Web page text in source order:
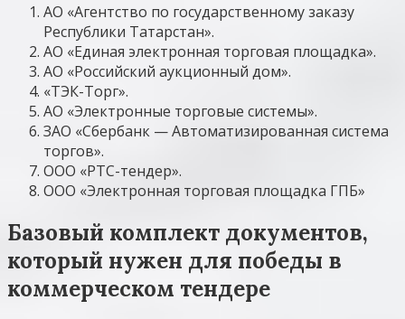
АО «Агентство по государственному заказу
Республики Татарстан».
АО «Единая электронная торговая площадка».
АО «Российский аукционный дом».
«ТЭК-Торг».
АО «Электронные торговые системы».
ЗАО «Сбербанк — Автоматизированная система
торгов».
ООО «РТС-тендер».
ООО «Электронная торговая площадка ГПБ»
Базовый комплект документов,
который нужен для победы в
коммерческом тендере